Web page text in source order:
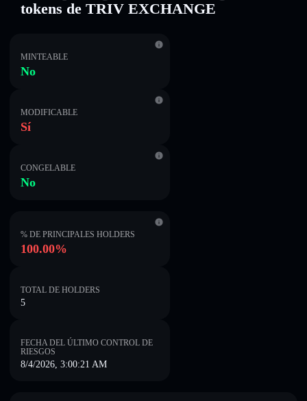
tokens de TRIV EXCHANGE
MINTEABLE
No
MODIFICABLE
Sí
CONGELABLE
No
% DE PRINCIPALES HOLDERS
100.00%
TOTAL DE HOLDERS
5
FECHA DEL ÚLTIMO CONTROL DE
RIESGOS
8/4/2026, 3:00:21 AM